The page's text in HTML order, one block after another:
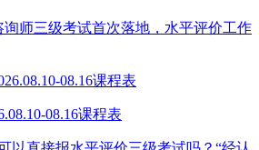
询师三级考试首次落地，水平评价工作
08.16课程表